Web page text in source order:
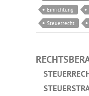
Einrichtung
Steuerrecht